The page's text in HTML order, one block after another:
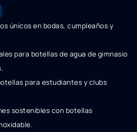
únicos en bodas, cumpleaños y
para botellas de agua de gimnasio
para estudiantes y clubs
sostenibles con botellas